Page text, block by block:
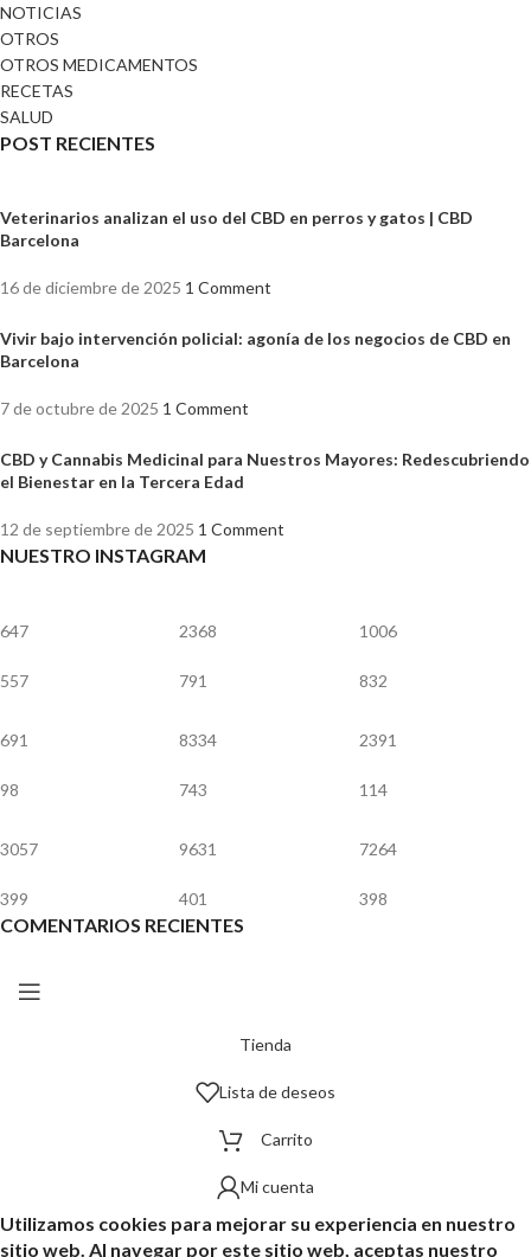
NOTICIAS
OTROS
OTROS MEDICAMENTOS
RECETAS
SALUD
POST RECIENTES
Veterinarios analizan el uso del CBD en perros y gatos | CBD
Barcelona
16 de diciembre de 2025 1 Comment
Vivir bajo intervención policial: agonía de los negocios de CBD en
Barcelona
7 de octubre de 2025 1 Comment
CBD y Cannabis Medicinal para Nuestros Mayores: Redescubriendo
el Bienestar en la Tercera Edad
12 de septiembre de 2025 1 Comment
NUESTRO INSTAGRAM
647
557
2368
791
1006
832
691
98
8334
743
2391
114
3057
399
9631
401
7264
398
COMENTARIOS RECIENTES
Tienda
Lista de deseos
Carrito
Mi cuenta
Utilizamos cookies para mejorar su experiencia en nuestro
sitio web. Al navegar por este sitio web, aceptas nuestro